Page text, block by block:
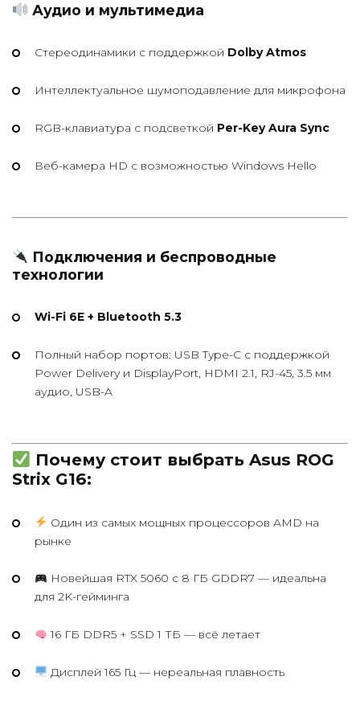
Аудио и мультимедиа
Стереодинамики с поддержкой Dolby Atmos
Интеллектуальное шумоподавление для микрофона
RGB-клавиатура с подсветкой Per-Key Aura Sync
Веб-камера HD с возможностью Windows Hello
Подключения и беспроводные
технологии
Wi-Fi 6E + Bluetooth 5.3
Полный набор портов: USB Type-C с поддержкой
Power Delivery и DisplayPort, HDMI 2.1, RJ-45, 3.5 мм
аудио, USB-A
Почему стоит выбрать Asus ROG
Strix G16:
Один из самых мощных процессоров AMD на
рынке
Новейшая RTX 5060 с 8 ГБ GDDR7 — идеальна
для 2K-гейминга
16 ГБ DDR5 + SSD 1 ТБ — всё летает
Дисплей 165 Гц — нереальная плавность